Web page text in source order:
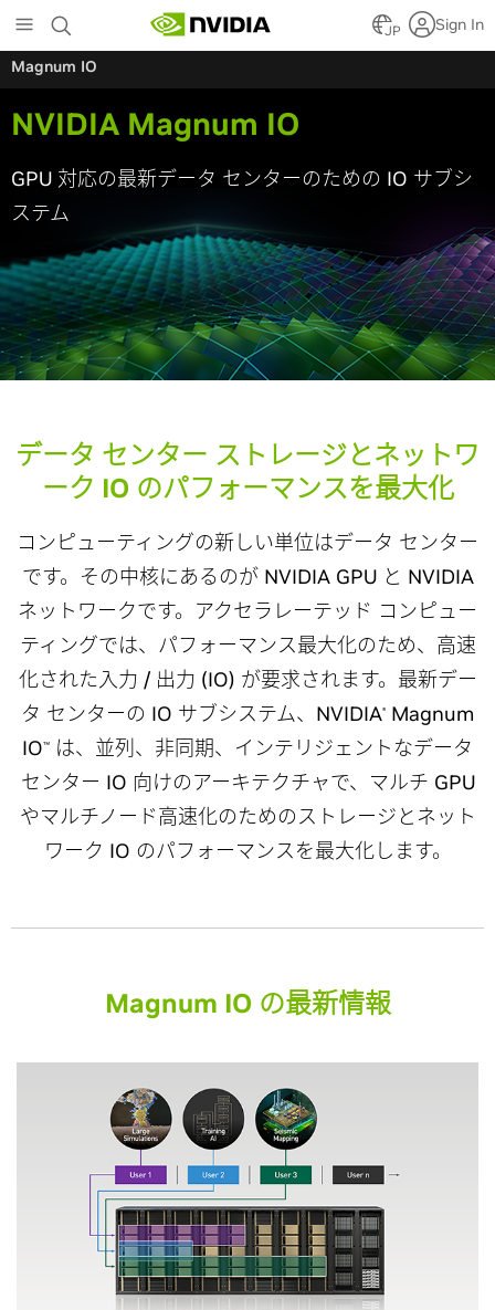
to
main
content
JP Sign In
Magnum IO
NVIDIA Magnum IO
GPU 対応の最新データ センターのための IO サブシ
ステム
データ センター ストレージとネットワ
ーク IO のパフォーマンスを最大化
コンピューティングの新しい単位はデータ センター
です。その中核にあるのが NVIDIA GPU と NVIDIA
ネットワークです。アクセラレーテッド コンピュー
ティングでは、パフォーマンス最大化のため、高速
化された入力 / 出力 (IO) が要求されます。最新デー
タ センターの IO サブシステム、NVIDIA®
Magnum
IO™
は、並列、非同期、インテリジェントなデータ
センター IO 向けのアーキテクチャで、マルチ GPU
やマルチノード高速化のためのストレージとネット
ワーク IO のパフォーマンスを最大化します。
Magnum IO の最新情報